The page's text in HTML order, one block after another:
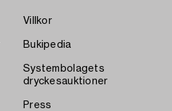
Villkor
Bukipedia
Systembolagets
dryckesauktioner
Press